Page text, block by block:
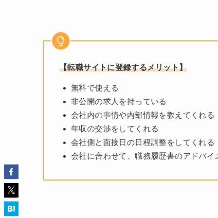
【転職サイトに登録するメリット】
無料で使える
非公開の求人を持っている
会社内の事情や内部情報を教えてくれる
年収の交渉をしてくれる
会社側と面接日の日程調整をしてくれる
会社に合わせて、職務履歴書のアドバイ